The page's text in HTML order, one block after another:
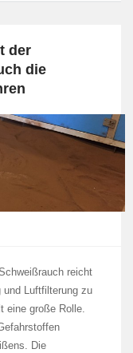
der
die
reicht
und Luftfilterung zu
eine große Rolle.
Die